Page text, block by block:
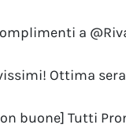
a
Ottima
buone] Tutti